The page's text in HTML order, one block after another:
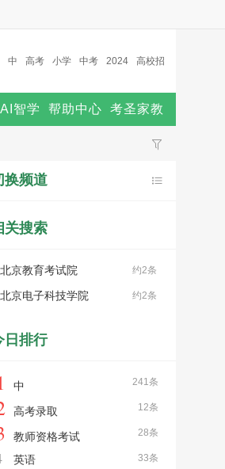
中 高考 小学 中考 2024 高校招
AI智学 帮助中心 考圣家教
换频道
关搜索
约2条
北京教育考试院
约2条
北京电子科技学院
日排行
241条
中
12条
高考录取
28条
教师资格考试
33条
英语